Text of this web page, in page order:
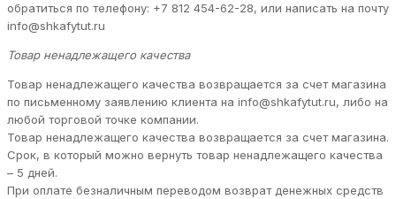
обратиться по телефону: +7 812 454-62-28, или написать на почту
info@shkafytut.ru
Товар ненадлежащего качества
Товар ненадлежащего качества возвращается за счет магазина
по письменному заявлению клиента на info@shkafytut.ru, либо на
любой торговой точке компании.
Товар ненадлежащего качества возвращается за счет магазина.
Срок, в который можно вернуть товар ненадлежащего качества
– 5 дней.
При оплате безналичным переводом возврат денежных средств